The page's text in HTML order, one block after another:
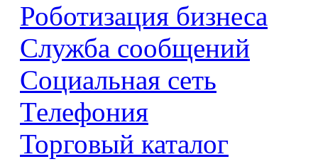
Роботизация бизнеса
Служба сообщений
Социальная сеть
Телефония
Торговый каталог